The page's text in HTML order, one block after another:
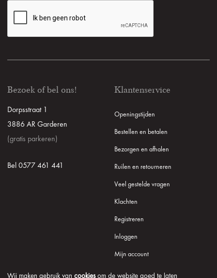
Wij maken gebruik van cookiesom de website goed te laten
Bezoek of bel ons!
Dorpsstraat 1
3886 AR Garderen
(gratis parkeren)
Bel 0577 461 441
Klantenservice
Openingstijden
Bestellen en betalen
Bezorgen en afhalen
Ruilen en retourneren
Veel gestelde vragen
Klachten
Registreren
Inloggen
Mijn account